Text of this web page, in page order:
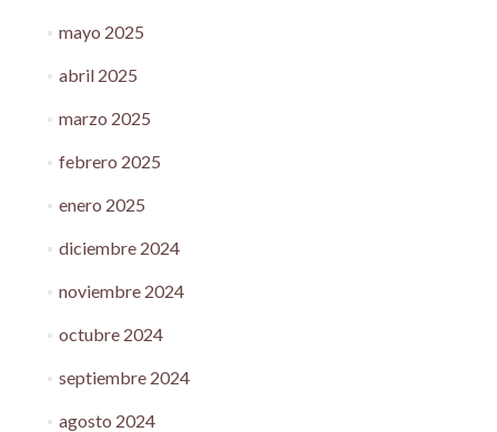
mayo 2025
abril 2025
marzo 2025
febrero 2025
enero 2025
diciembre 2024
noviembre 2024
octubre 2024
septiembre 2024
agosto 2024